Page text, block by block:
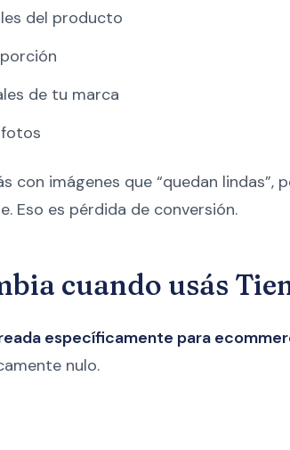
del producto
de tu marca
con imágenes que “quedan
Eso es pérdida de conversión.
cuando usás
específicamente para
nulo.